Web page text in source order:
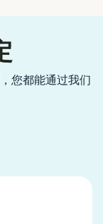
您都能通过我们